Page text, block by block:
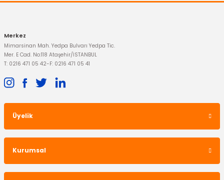
Merkez
Mimarsinan Mah. Yedpa Bulvarı Yedpa Tic.
Mer. E Cad. No:118 Ataşehir/İSTANBUL
T: 0216 471 05 42-F: 0216 471 05 41
Üyelik
Kurumsal